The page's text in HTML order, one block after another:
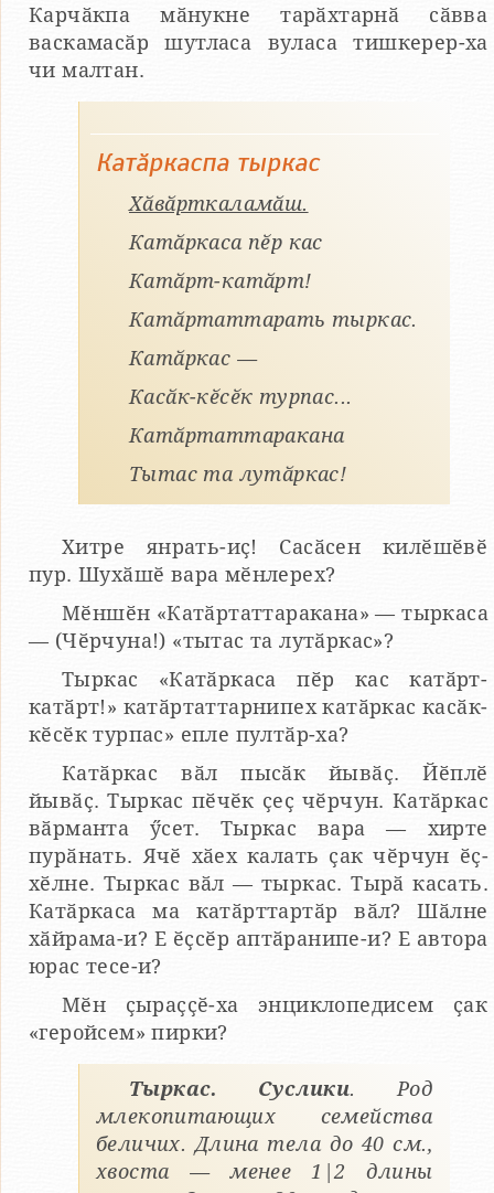
Карчӑкпа мӑнукне тарӑхтарнӑ сӑвва
васкамасӑр шутласа вуласа тишкерер-ха
чи малтан.
Катӑркаспа тыркас
Хӑвӑрткаламӑш.
Катӑркаса пӗр кас
Катӑрт-катӑрт!
Катӑртаттарать тыркас.
Катӑркас —
Касӑк-кӗсӗк турпас...
Катӑртаттаракана
Тытас та лутӑркас!
Хитре янрать-иҫ! Сасӑсен килӗшӗвӗ
пур. Шухӑшӗ вара мӗнлерех?
Мӗншӗн «Катӑртаттаракана» — тыркаса
— (Чӗрчуна!) «тытас та лутӑркас»?
Тыркас «Катӑркаса пӗр кас катӑрт-
катӑрт!» катӑртаттарнипех катӑркас касӑк-
кӗсӗк турпас» епле пултӑр-ха?
Катӑркас вӑл пысӑк йывӑҫ. Йӗплӗ
йывӑҫ. Тыркас пӗчӗк ҫеҫ чӗрчун. Катӑркас
вӑрманта ӳсет. Тыркас вара — хирте
пурӑнать. Ячӗ хӑех калать ҫак чӗрчун ӗҫ-
хӗлне. Тыркас вӑл — тыркас. Тырӑ касать.
Катӑркаса ма катӑрттартӑр вӑл? Шӑлне
хӑйрама-и? Е ӗҫсӗр аптӑранипе-и? Е автора
юрас тесе-и?
Мӗн ҫыраҫҫӗ-ха энциклопедисем ҫак
«геройсем» пирки?
Тыркас. Суслики. Род
млекопитающих семейства
беличих. Длина тела до 40 см.,
хвоста — менее 1|2 длины